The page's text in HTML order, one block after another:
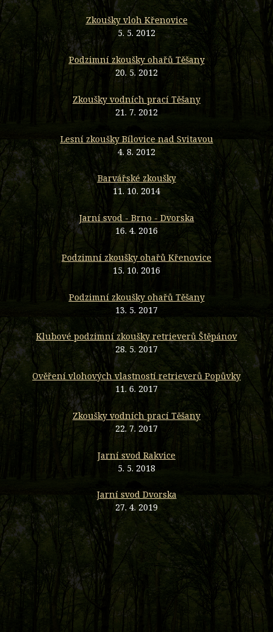
Zkoušky vloh Křenovice
5. 5. 2012
Podzimní zkoušky ohařů Těšany
20. 5. 2012
Zkoušky vodních prací Těšany
21. 7. 2012
Lesní zkoušky Bílovice nad Svitavou
4. 8. 2012
Barvářské zkoušky
11. 10. 2014
Jarní svod - Brno - Dvorska
16. 4. 2016
Podzimní zkoušky ohařů Křenovice
15. 10. 2016
Podzimní zkoušky ohařů Těšany
13. 5. 2017
Klubové podzimní zkoušky retrieverů Štěpánov
28. 5. 2017
Ověření vlohových vlastností retrieverů Popůvky
11. 6. 2017
Zkoušky vodních prací Těšany
22. 7. 2017
Jarní svod Rakvice
5. 5. 2018
Jarní svod Dvorska
27. 4. 2019